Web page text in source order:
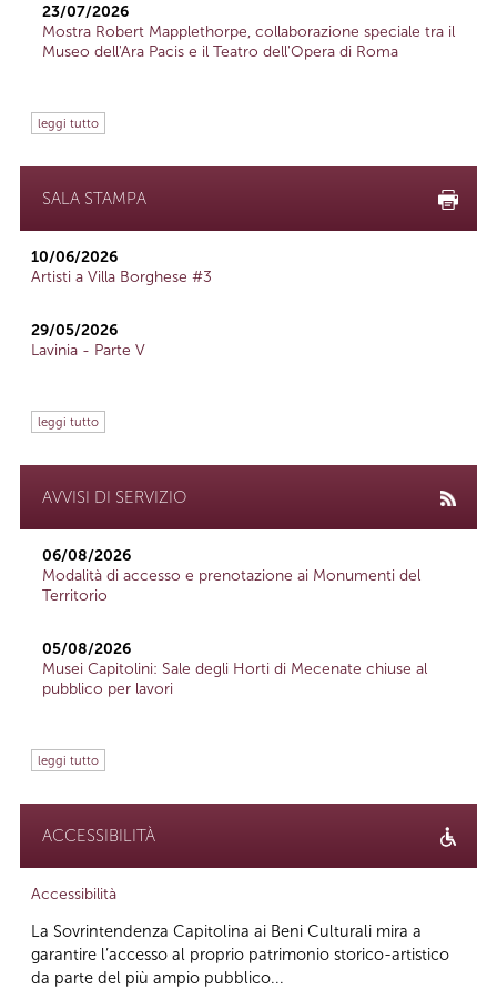
23/07/2026
Mostra Robert Mapplethorpe, collaborazione speciale tra il
Museo dell'Ara Pacis e il Teatro dell'Opera di Roma
leggi tutto
SALA STAMPA
10/06/2026
Artisti a Villa Borghese #3
29/05/2026
Lavinia - Parte V
leggi tutto
AVVISI DI SERVIZIO
06/08/2026
Modalità di accesso e prenotazione ai Monumenti del
Territorio
05/08/2026
Musei Capitolini: Sale degli Horti di Mecenate chiuse al
pubblico per lavori
leggi tutto
ACCESSIBILITÀ
Accessibilità
La Sovrintendenza Capitolina ai Beni Culturali mira a
garantire l’accesso al proprio patrimonio storico-artistico
da parte del più ampio pubblico...